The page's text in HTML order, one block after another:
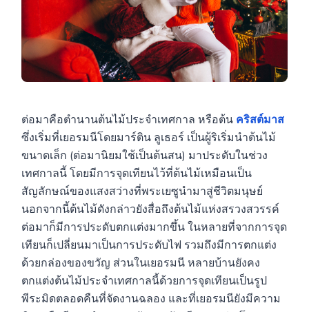
ต่อมาคือตำนานต้นไม้ประจำเทศกาล หรือต้น คริสต์มาส
ซึ่งเริ่มที่เยอรมนีโดยมาร์ติน ลูเธอร์ เป็นผู้ริเริ่มนำต้นไม้
ขนาดเล็ก (ต่อมานิยมใช้เป็นต้นสน) มาประดับในช่วง
เทศกาลนี้ โดยมีการจุดเทียนไว้ที่ต้นไม้เหมือนเป็น
สัญลักษณ์ของแสงสว่างที่พระเยซูนำมาสู่ชีวิตมนุษย์
นอกจากนี้ต้นไม้ดังกล่าวยังสื่อถึงต้นไม้แห่งสรวงสวรรค์
ต่อมาก็มีการประดับตกแต่งมากขึ้น ในหลายที่จากการจุด
เทียนก็เปลี่ยนมาเป็นการประดับไฟ รวมถึงมีการตกแต่ง
ด้วยกล่องของขวัญ ส่วนในเยอรมนี หลายบ้านยังคง
ตกแต่งต้นไม้ประจำเทศกาลนี้ด้วยการจุดเทียนเป็นรูป
พีระมิดตลอดคืนที่จัดงานฉลอง และที่เยอรมนียังมีความ